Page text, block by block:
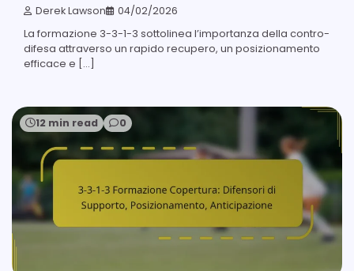
Derek Lawson 04/02/2026
La formazione 3-3-1-3 sottolinea l’importanza della contro-
difesa attraverso un rapido recupero, un posizionamento
efficace e […]
12 min read 0